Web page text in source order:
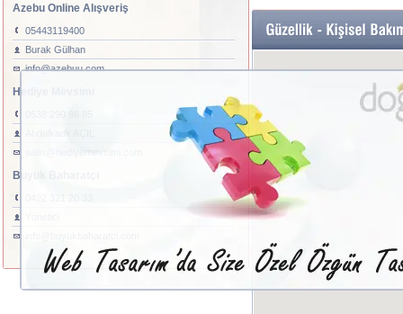
Azebu Online Alışveriş
05443119400
Burak Gülhan
info@azebuu.com
Hediye Mevsimi
satis@hediyemevsimi.com
Büyük Baharatçı